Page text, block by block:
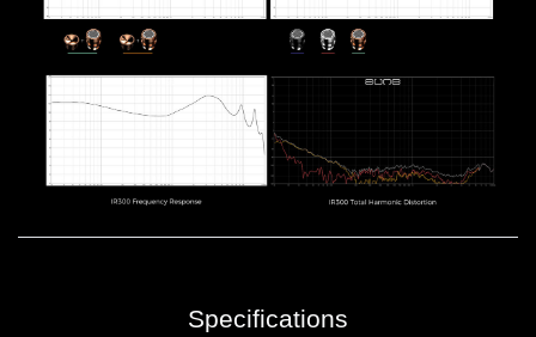
Specifications